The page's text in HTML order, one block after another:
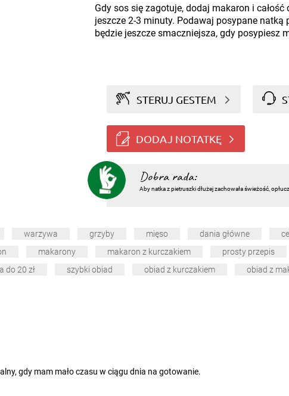
Gdy sos się zagotuje, dodaj makaron i całość
jeszcze 2-3 minuty. Podawaj posypane natką
będzie jeszcze smaczniejsza, gdy posypiesz
STERUJ GESTEM
DODAJ NOTATKĘ
Dobra rada:
Aby natka z pietruszki dłużej zachowała świeżość,
warzywa grzyby mięso dania główne
makarony makaron z kurczakiem prosty przepis
do 20 zł szybki obiad obiad z kurczakiem obiad z
gdy mam mało czasu w ciągu dnia na gotowanie.